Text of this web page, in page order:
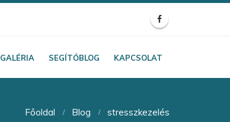
GALÉRIA SEGÍTŐBLOG KAPCSOLAT
Főoldal Blog stresszkezelés